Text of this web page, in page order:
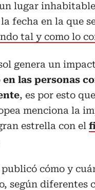
lugar
fecha en la que
tal y como lo
genera un
las personas
, es por esto
menciona la
estrella con el
cómo y
según diferentes